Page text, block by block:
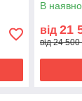
В
від 21
від 24 500